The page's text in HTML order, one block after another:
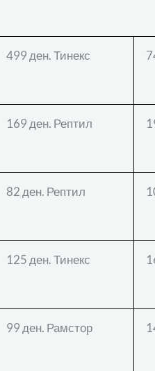
499 ден. Тинекс
169 ден. Рептил
82 ден. Рептил
125 ден. Тинекс
99 ден. Рамстор